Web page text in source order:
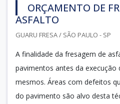
ORÇAMENTO DE
ASFALTO
GUARU FRESA / SÃO PAULO - SP
A finalidade da fresagem de
pavimentos antes da
mesmos. Áreas com defeitos
do pavimento são alvo desta